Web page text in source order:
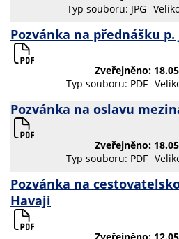
Typ souboru: JPG
Pozvánka na přednášku p.
Zveřejněno:
Typ souboru: PDF
Pozvánka na oslavu
Zveřejněno:
Typ souboru: PDF
Pozvánka na
Havaji